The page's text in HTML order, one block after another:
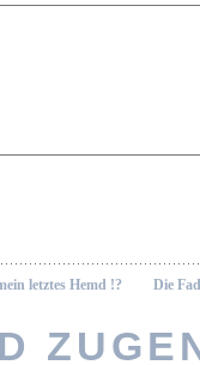
letztes Hemd !? Die